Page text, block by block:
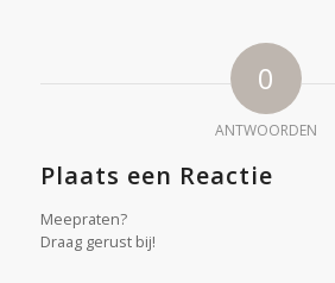
0
ANTWOORDEN
Plaats een Reactie
Meepraten?
Draag gerust bij!